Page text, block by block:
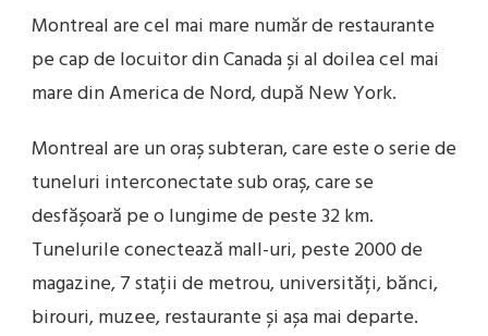
Montreal are cel mai mare număr de restaurante
pe cap de locuitor din Canada și al doilea cel mai
mare din America de Nord, după New York.
Montreal are un oraș subteran, care este o serie de
tuneluri interconectate sub oraș, care se
desfășoară pe o lungime de peste 32 km.
Tunelurile conectează mall-uri, peste 2000 de
magazine, 7 stații de metrou, universități, bănci,
birouri, muzee, restaurante și așa mai departe.